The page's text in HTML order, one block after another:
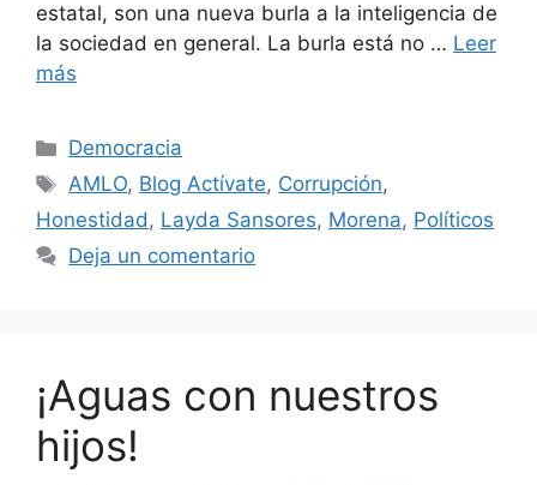
estatal, son una nueva burla a la inteligencia de
la sociedad en general. La burla está no … Leer
más
Democracia
AMLO, Blog Actívate, Corrupción,
Honestidad, Layda Sansores, Morena, Políticos
Deja un comentario
¡Aguas con nuestros
hijos!